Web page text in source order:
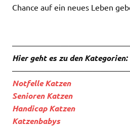
Chance auf ein neues Leben
Hier geht es zu den Kategorien:
Notfelle Katzen
Senioren Katzen
Handicap Katzen
Katzenbabys